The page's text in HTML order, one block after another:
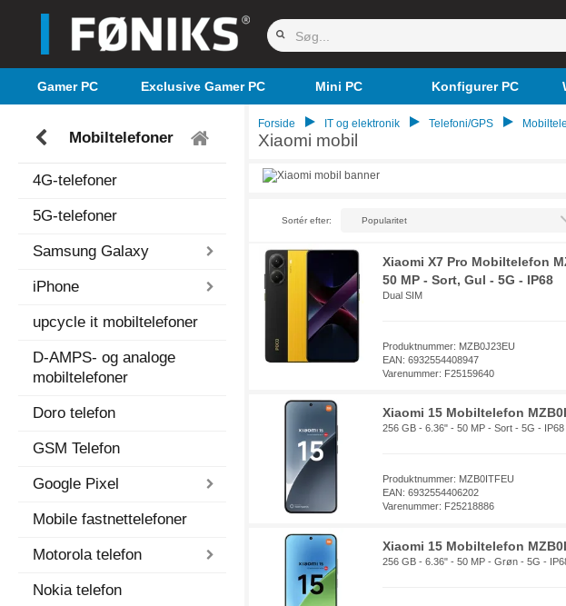
Gamer PC Exclusive Gamer PC Mini PC Konfigurer PC
Mobiltelefoner
4G-telefoner
5G-telefoner
Samsung Galaxy
iPhone
upcycle it mobiltelefoner
D-AMPS- og analoge
mobiltelefoner
Doro telefon
GSM Telefon
Google Pixel
Mobile fastnettelefoner
Motorola telefon
Nokia telefon
Forside IT og elektronik Telefoni/GPS
Xiaomi mobil
Sortér efter:
Xiaomi X7 Pro Mobiltelefon
50 MP - Sort, Gul - 5G - IP68
Dual SIM
Produktnummer: MZB0J23EU
EAN: 6932554408947
Varenummer: F25159640
Xiaomi 15 Mobiltelefon
256 GB - 6.36" - 50 MP - Sort - 5G - IP68
Produktnummer: MZB0ITFEU
EAN: 6932554406202
Varenummer: F25218886
Xiaomi 15 Mobiltelefon
256 GB - 6.36" - 50 MP - Grøn - 5G -